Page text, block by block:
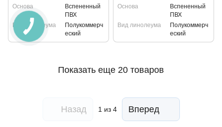
Основа
Вспененный
ПВХ
Вид линолеума
Полукоммерч
еский
Основа
Вспененный
ПВХ
Вид линолеума
Полукоммерч
еский
Показать еще 20 товаров
Назад 1 из 4 Вперед